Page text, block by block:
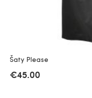
Šaty Please
€45.00